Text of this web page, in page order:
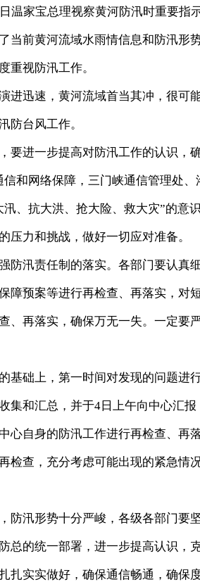
家宝总理视察黄河防汛时重要指
当前黄河流域水雨情信息和防汛形
重视防汛工作。
迅速，黄河流域首当其冲，很可
防台风工作。
进一步提高对防汛工作的认识，
信和网络保障，三门峡通信管理处
、抗大洪、抢大险、救大灾”的意
压力和挑战，做好一切应对准备。
汛责任制的落实。各部门要认真细
障预案等进行再检查、再落实，对
、再落实，确保万无一失。一定要
础上，第一时间对发现的问题进
集和汇总，并于4日上午向中心汇报
自身的防汛工作进行再检查、再落
检查，充分考虑可能出现的紧急情
汛形势十分严峻，各级各部门要
总的统一部署，进一步提高认识，
扎实实做好，确保通信畅通，确保